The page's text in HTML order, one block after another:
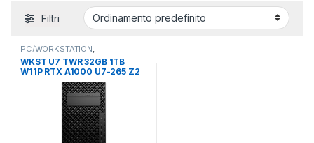
Filtri
PC/WORKSTATION,
WORKSTATION, WORKSTATION
DESKTOP
WKST U7 TWR 32GB 1TB
W11P RTX A1000 U7-265 Z2
G9 700W 3YR AIPC